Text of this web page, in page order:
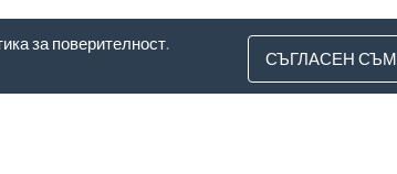
за поверителност.
СЪГЛАСЕН СЪМ